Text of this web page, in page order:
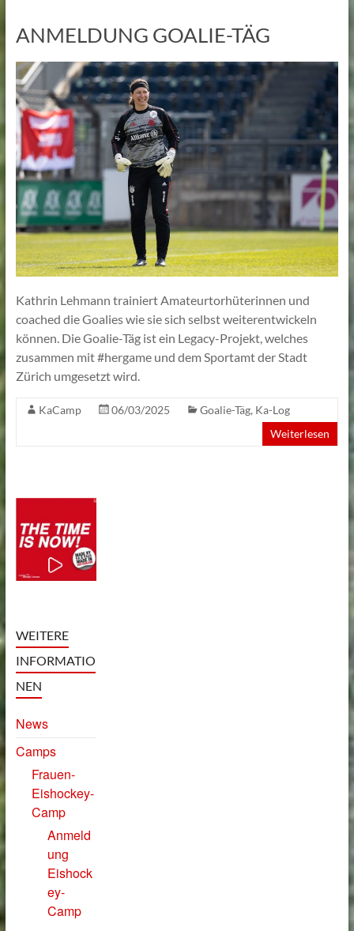
ANMELDUNG GOALIE-TÄG
Kathrin Lehmann trainiert Amateurtorhüterinnen und
coached die Goalies wie sie sich selbst weiterentwickeln
können. Die Goalie-Täg ist ein Legacy-Projekt, welches
zusammen mit #hergame und dem Sportamt der Stadt
Zürich umgesetzt wird.
KaCamp 06/03/2025 Goalie-Täg, Ka-Log
Weiterlesen
WEITERE
INFORMATIO
NEN
News
Camps
Frauen-
Eishockey-
Camp
Anmeld
ung
Eishock
ey-
Camp